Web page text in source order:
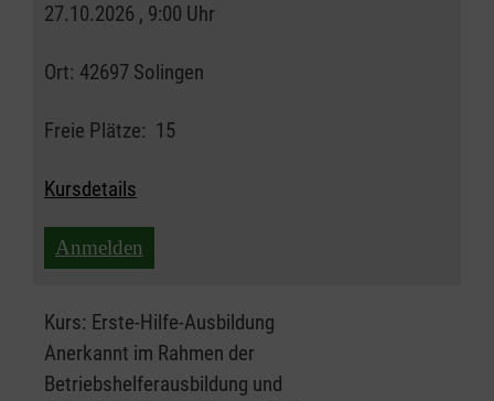
27.10.2026 , 9:00 Uhr
Ort: 42697 Solingen
Freie Plätze: 15
Kursdetails
Anmelden
Kurs: Erste-Hilfe-Ausbildung
Anerkannt im Rahmen der
Betriebshelferausbildung und